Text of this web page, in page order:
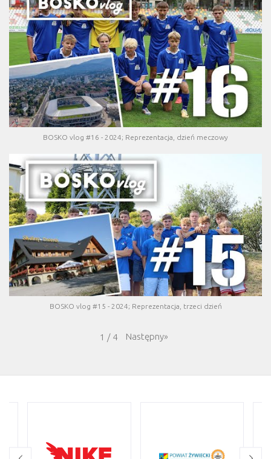
BOSKO vlog #16 - 2024; Reprezentacja, dzień meczowy
BOSKO vlog #15 - 2024; Reprezentacja, trzeci dzień
1 / 4 Następny»